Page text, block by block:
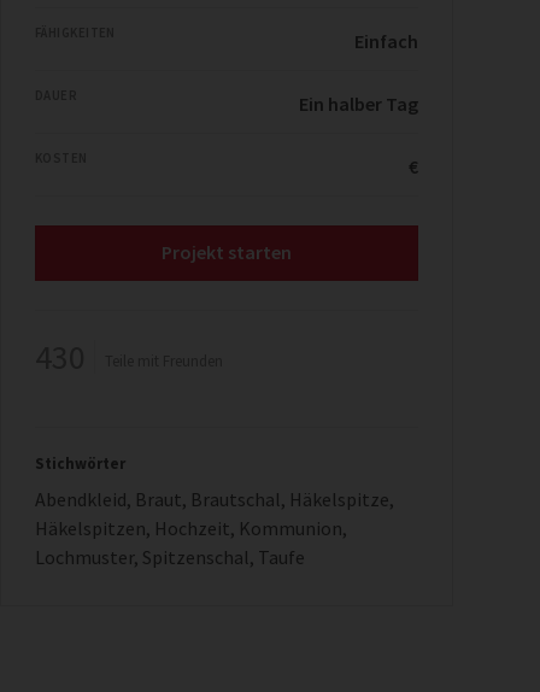
Einfach
Ein halber Tag
€
Projekt starten
Stichwörter
Abendkleid, Braut, Brautschal, Häkelspitze,
Häkelspitzen, Hochzeit, Kommunion,
Lochmuster, Spitzenschal, Taufe